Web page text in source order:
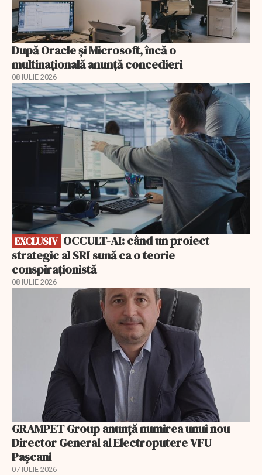
După Oracle şi Microsoft, încă o
multinaţională anunţă concedieri
08 IULIE 2026
EXCLUSIV
EXCLUSIV
strategic al SRI sună ca o teorie
conspiraționistă
08 IULIE 2026
GRAMPET Group anunță numirea unui nou
Director General al Electroputere VFU
Pașcani
07 IULIE 2026